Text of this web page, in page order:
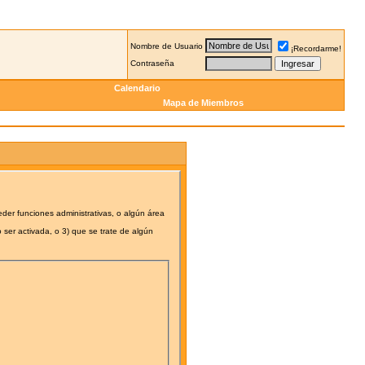
Nombre de Usuario
¡Recordarme!
Contraseña
Calendario
Mapa de Miembros
funciones administrativas, o algún área
activada, o 3) que se trate de algún